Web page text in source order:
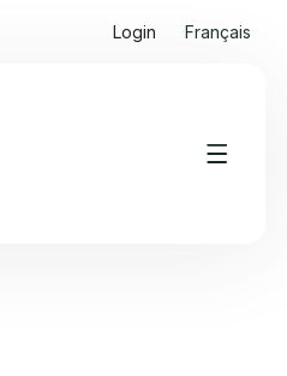
Login Français